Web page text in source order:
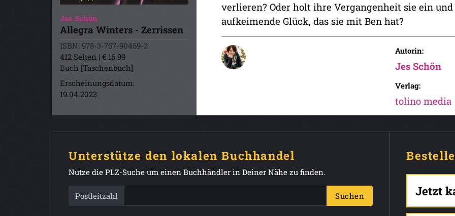
Jes Schön
Allegra Winters - Zerrissen
ISBN: 978-3-757-90469-2
412 Seiten | € 16.99
Buch [Taschenbuch]
Erscheinungsdatum:
19.04.2023
verlieren? Oder holt ihre Vergangenheit sie ein
aufkeimende Glück, das sie mit Ben hat?
Autorin:
Jes Schön
Verlag:
tolino media
Unterstütze den lokalen Buchhandel
Nutze die PLZ-Suche um einen Buchhändler in Deiner Nähe zu finden.
Postleitzahl Suchen Jetzt